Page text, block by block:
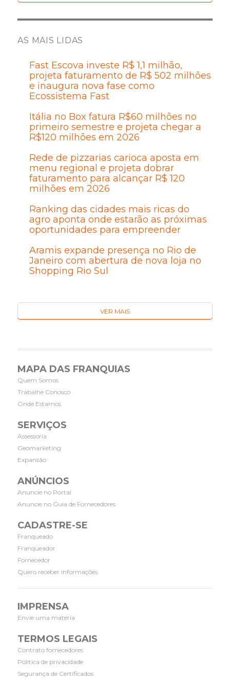
AS MAIS LIDAS
Fast Escova investe R$ 1,1 milhão,
projeta faturamento de R$ 502 milhões
e inaugura nova fase como
Ecossistema Fast
Itália no Box fatura R$60 milhões no
primeiro semestre e projeta chegar a
R$120 milhões em 2026
Rede de pizzarias carioca aposta em
menu regional e projeta dobrar
faturamento para alcançar R$ 120
milhões em 2026
Ranking das cidades mais ricas do
agro aponta onde estarão as próximas
oportunidades para empreender
Aramis expande presença no Rio de
Janeiro com abertura de nova loja no
Shopping Rio Sul
VER MAIS
MAPA DAS FRANQUIAS
Quem Somos
Trabalhe Conosco
Onde Estamos
SERVIÇOS
Assessoria
Geomarketing
Expansão
ANÚNCIOS
Anuncie no Portal
Anuncie no Guia de Fornecedores
CADASTRE-SE
Franqueado
Franqueador
Fornecedor
Quero receber informações
IMPRENSA
Envie uma matéria
TERMOS LEGAIS
Contrato fornecedores
Política de privacidade
Segurança de Certificados